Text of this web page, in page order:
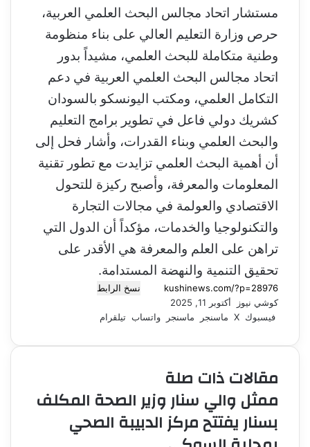
مستشار اتحاد مجالس البحث العلمي العربية،
حرص وزارة التعليم العالي على بناء منظومة
وطنية متكاملة للبحث العلمي، مشيداً بدور
اتحاد مجالس البحث العلمي العربية في دعم
التكامل العلمي، ومكتب اليونسكو بالسودان
كشريك دولي فاعل في تطوير برامج التعليم
والبحث العلمي وبناء القدرات، وأشار فحل إلى
أن أهمية البحث العلمي تزايدت مع تطور تقنية
المعلومات والمعرفة، وأصبح ركيزة للتحول
الاقتصادي والعولمة في مجالات التجارة
والتكنولوجيا والخدمات، مؤكداً أن الدول التي
تراهن على العلم والمعرفة هي الأقدر على
تحقيق التنمية والنهضة المستدامة.
نسخ الرابط
كوشي نيوز
أ
ر
ل
ر
د
ا
أكتوبر 11, 2025
فيسبوك ‫X ماسنجر ماسنجر واتساب تيلقرام
مقالات ذات صلة
ممثل والي سنار وزير الصحة المكلف
بسنار يفتتح مركز الدبيبة الصحي